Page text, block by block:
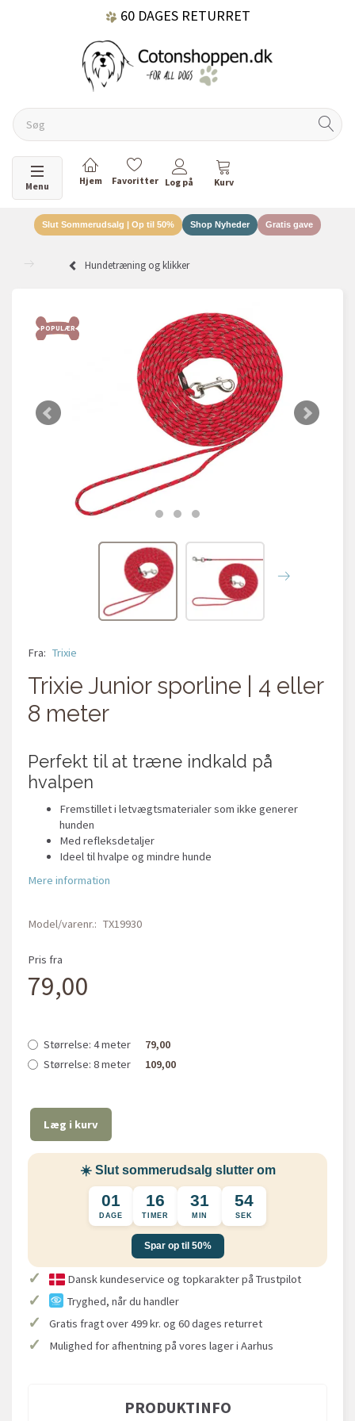
60 DAGES RETURRET
Skifte navigation
Menu
Slut Sommerudsalg | Op til 50% Shop Nyheder Gratis gave
Hundetræning og klikker
POPULÆR
Fra: Trixie
Trixie Junior sporline | 4 eller
8 meter
Perfekt til at træne indkald på
hvalpen
Fremstillet i letvægtsmaterialer som ikke generer
hunden
Med refleksdetaljer
Ideel til hvalpe og mindre hunde
Mere information
Model/varenr.: TX19930
Pris fra
79,00
Størrelse: 4 meter
79,00
Størrelse: 8 meter 109,00
Læg i kurv
☀️ Slut sommerudsalg slutter om
01
DAGE
16
TIMER
31
MIN
53
SEK
Spar op til 50%
✓ Dansk kundeservice og topkarakter på Trustpilot
✓ Tryghed, når du handler
✓ Gratis fragt over 499 kr. og 60 dages returret
✓ Mulighed for afhentning på vores lager i Aarhus
PRODUKTINFO